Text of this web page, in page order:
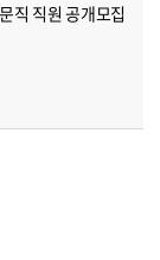
직 직원 공개모집